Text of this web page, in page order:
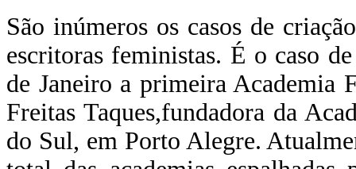
São inúmeros os casos de
escritoras feministas. É o caso
de Janeiro a primeira Academia
Freitas Taques,fundadora da
do Sul, em Porto Alegre.